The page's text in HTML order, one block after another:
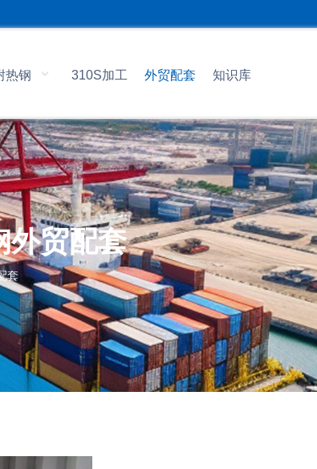
热钢 310S加工 外贸配套 知识库
外贸配套
套